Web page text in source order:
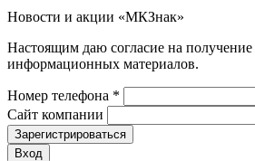
Новости и акции «МКЗнак»
Настоящим даю согласие на
информационных материалов.
Номер телефона *
Сайт компании
Зарегистрироваться
Вход